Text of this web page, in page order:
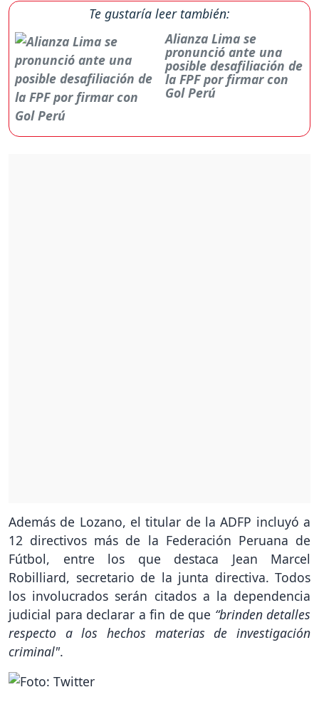
Te gustaría leer también:
Alianza Lima se
pronunció ante una
posible desafiliación de
la FPF por firmar con
Gol Perú
Además de Lozano, el titular de la ADFP incluyó a
12 directivos más de la Federación Peruana de
Fútbol, entre los que destaca Jean Marcel
Robilliard, secretario de la junta directiva. Todos
los involucrados serán citados a la dependencia
judicial para declarar a fin de que “brinden detalles
respecto a los hechos materias de investigación
criminal".